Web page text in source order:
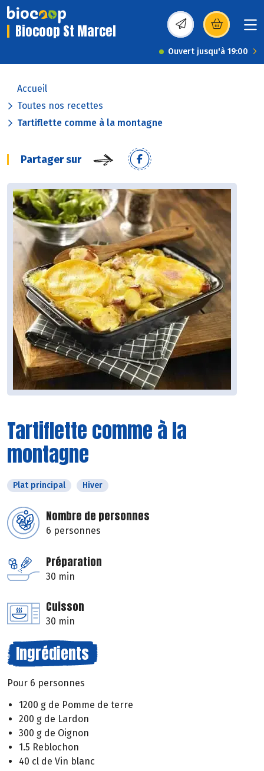
Biocoop St Marcel (s’ouvre dans une
Ouvert jusqu'à 19:00
Accueil
Toutes nos recettes
Tartiflette comme à la montagne
Partager sur
Tartiflette comme à la
montagne
Plat principal Hiver
Nombre de personnes
6 personnes
Préparation
30 min
Cuisson
30 min
Ingrédients
Pour 6 personnes
1200 g de Pomme de terre
200 g de Lardon
300 g de Oignon
1.5 Reblochon
40 cl de Vin blanc